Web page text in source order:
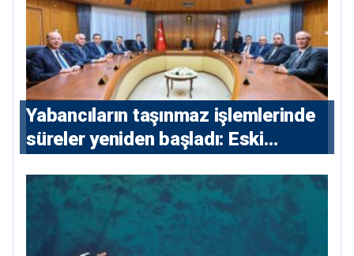
Yabancıların taşınmaz işlemlerinde
süreler yeniden başladı: Eski
konutlara 36 ay